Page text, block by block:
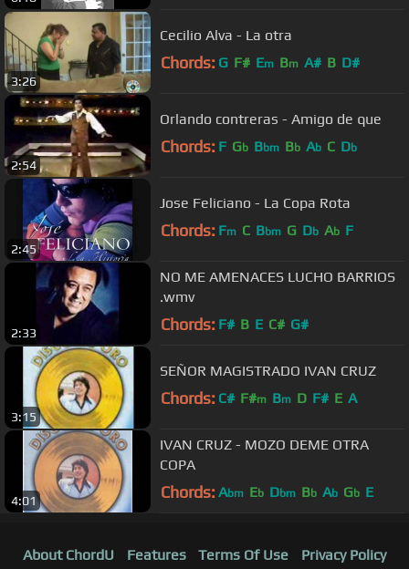
3:26
Cecilio Alva - La otra
Chords: G F# Em Bm A# B D#
2:54
Orlando contreras - Amigo de que
Chords: F Gb Bbm Bb Ab C Db
2:45
Jose Feliciano - La Copa Rota
Chords: Fm C Bbm G Db Ab F
2:33
NO ME AMENACES LUCHO BARRIOS
.wmv
Chords: F# B E C# G#
3:15
SEÑOR MAGISTRADO IVAN CRUZ
Chords: C# F#m Bm D F# E A
4:01
IVAN CRUZ - MOZO DEME OTRA
COPA
Chords: Abm Eb Dbm Bb Ab Gb E
About ChordU Features Terms Of Use Privacy Policy